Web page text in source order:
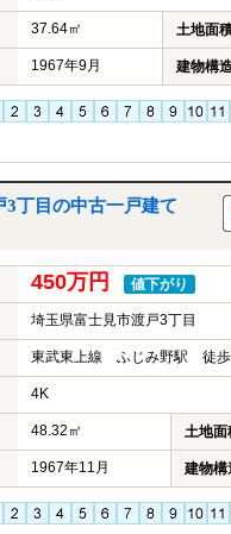
37.64㎡ 土地面
1967年9月 建物構
丁目の中古一戸建て
450万円 値下がり
埼玉県富士見市渡戸3丁目
東武東上線 ふじみ野駅 徒
4K
48.32㎡ 土地面
1967年11月 建物構